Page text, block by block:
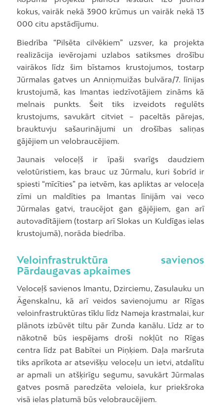
kokus, vairāk nekā 3900 krūmus un vairāk nekā 13
000 citu apstādījumu.
Biedrība “Pilsēta cilvēkiem” uzsver, ka projekta
realizācija ievērojami uzlabos satiksmes drošību
vairākos līdz šim bīstamos krustojumos, tostarp
Jūrmalas gatves un Anniņmuižas bulvāra/7. līnijas
krustojumā, kas Imantas iedzīvotājiem zināms kā
melnais punkts. Šeit tiks izveidots regulēts
krustojums, savukārt citviet – paceltās pārejas,
brauktuvju sašaurinājumi un drošības saliņas
gājējiem un velobraucējiem.
Jaunais veloceļš ir īpaši svarīgs daudziem
velotūristiem, kas brauc uz Jūrmalu, kuri šobrīd ir
spiesti “mīcīties” pa ietvēm, kas apliktas ar veloceļa
zīmi un maldīties pa Imantas līnijām vai veco
Jūrmalas gatvi, traucējot gan gājējiem, gan arī
autovadītājiem (tostarp arī Slokas un Kuldīgas ielas
krustojumā), norāda biedrība.
Veloinfrastruktūra savienos
Pārdaugavas apkaimes
Veloceļš savienos Imantu, Dzirciemu, Zasulauku un
Āgenskalnu, kā arī veidos savienojumu ar Rīgas
veloinfrastruktūras tīklu līdz Nameja krastmalai, kur
plānots izbūvēt tiltu pār Zunda kanālu. Līdz ar to
nākotnē būs iespējams droši nokļūt no Rīgas
centra līdz pat Babītei un Piņķiem. Daļa maršruta
tiks aprīkota ar atsevišķu veloceļu un ietvi, atdalītu
ar apmali un atšķirīgu segumu, savukārt Jūrmalas
gatves posmā paredzēta veloiela, kur priekšroka
visā ielas platumā būs velobraucējiem.